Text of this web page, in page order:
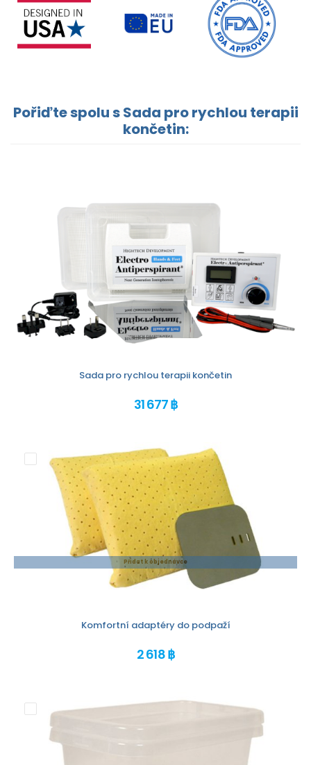
Pořiďte spolu s Sada pro rychlou terapii
končetin:
Sada pro rychlou terapii končetin
31 677 ฿
Přidat k objednávce
Komfortní adaptéry do podpaží
2 618 ฿